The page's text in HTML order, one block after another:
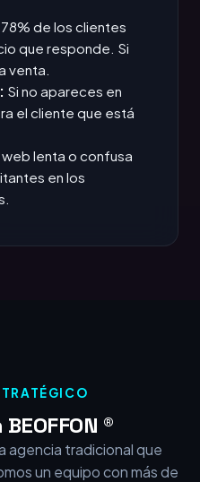
78% de los clientes
que responde. Si
venta.
Si no apareces en
el cliente que está
web lenta o confusa
en los
®
agencia tradicional que
un equipo con más de